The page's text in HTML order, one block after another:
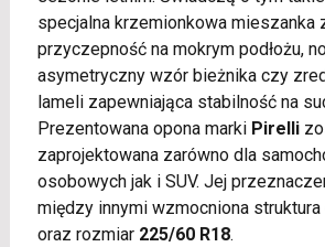
specjalna krzemionkowa mieszanka
przyczepność na mokrym podłożu,
asymetryczny wzór bieżnika czy
lameli zapewniająca stabilność na
Prezentowana opona marki Pirelli
zaprojektowana zarówno dla
osobowych jak i SUV. Jej
między innymi wzmocniona
oraz rozmiar 225/60 R18.